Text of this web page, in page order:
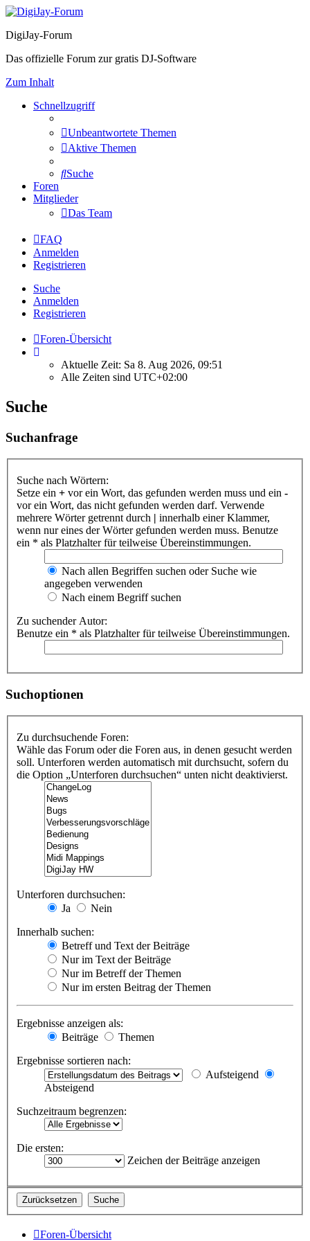
DigiJay-Forum
Das offizielle Forum zur gratis DJ-Software
Zum Inhalt
Schnellzugriff
Unbeantwortete Themen
Aktive Themen
Suche
Foren
Mitglieder
Das Team
FAQ
Anmelden
Registrieren
Suche
Anmelden
Registrieren
Foren-Übersicht
Aktuelle Zeit: Sa 8. Aug 2026, 09:51
Alle Zeiten sind UTC+02:00
Suche
Suchanfrage
Suche nach Wörtern:
Setze ein + vor ein Wort, das gefunden werden muss und ein -
vor ein Wort, das nicht gefunden werden darf. Verwende
mehrere Wörter getrennt durch | innerhalb einer Klammer,
wenn nur eines der Wörter gefunden werden muss. Benutze
ein * als Platzhalter für teilweise Übereinstimmungen.
Nach allen Begriffen suchen oder Suche wie
angegeben verwenden
Nach einem Begriff suchen
Zu suchender Autor:
Benutze ein * als Platzhalter für teilweise Übereinstimmungen.
Suchoptionen
Zu durchsuchende Foren:
Wähle das Forum oder die Foren aus, in denen gesucht werden
soll. Unterforen werden automatisch mit durchsucht, sofern du
die Option „Unterforen durchsuchen“ unten nicht deaktivierst.
Unterforen durchsuchen:
Ja
Nein
Innerhalb suchen:
Betreff und Text der Beiträge
Nur im Text der Beiträge
Nur im Betreff der Themen
Nur im ersten Beitrag der Themen
Ergebnisse anzeigen als:
Beiträge
Themen
Ergebnisse sortieren nach:
Aufsteigend
Absteigend
Suchzeitraum begrenzen:
Die ersten:
Zeichen der Beiträge anzeigen
Foren-Übersicht